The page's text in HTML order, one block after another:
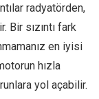
radyatörden,
Bir sızıntı fark
en iyisi
hızla
yol açabilir.